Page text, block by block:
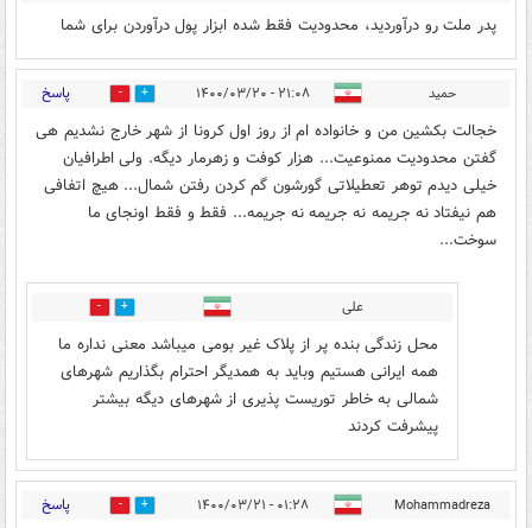
پدر ملت رو درآوردید، محدودیت فقط شده ابزار پول درآوردن برای شما
حمید ۲۱:۰۸ - ۱۴۰۰/۰۳/۲۰ 0 پاسخ
خجالت بکشین من و خانواده ام از روز اول کرونا از شهر خارج نشدیم هی
گفتن محدوديت ممنوعیت... هزار کوفت و زهرمار دیگه. ولی اطرافیان
خیلی دیدم توهر تعطیلاتی گورشون گم کردن رفتن شمال... هیچ اتفافی
هم نیفتاد نه جریمه نه جریمه نه جریمه... فقط و فقط اونجای ما
سوخت...
علی 1
محل زندگی بنده پر از پلاک غیر بومی میباشد معنی نداره ما
همه ایرانی هستیم وباید به همدیگر احترام بگذاریم شهرهای
شمالی به خاطر توريست پذیری از شهرهای دیگه بیشتر
پیشرفت کردند
Mohammadreza ۰۱:۲۸ - ۱۴۰۰/۰۳/۲۱ 0 پاسخ